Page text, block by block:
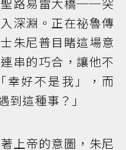
深淵。正在祕魯傳
朱尼普目睹這場意
串的巧合，讓他不
幸好不是我」，而
到這種事？」
帝的意圖，朱尼